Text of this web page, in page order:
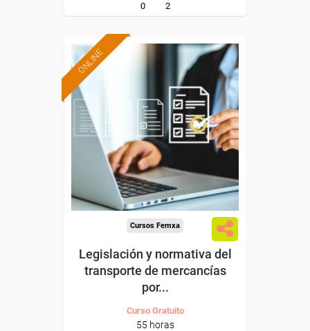
0 2
ONLINE
Formación 100%
subvencionada.
Para desempleados,
trabajadores y autónomos.
Sector
-Transporte y Logística.
Cursos Femxa
Legislación y normativa del
transporte de mercancías
por...
Curso Gratuito
55 horas